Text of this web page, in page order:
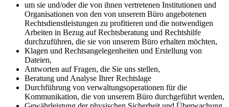
um sie und/oder die von ihnen vertretenen Institutionen und
Organisationen von den von unserem Büro angebotenen
Rechtsdienstleistungen zu profitieren und die notwendigen
Arbeiten in Bezug auf Rechtsberatung und Rechtshilfe
durchzuführen, die sie von unserem Büro erhalten möchten,
Klagen und Rechtsangelegenheiten und Erstellung von
Dateien,
Antworten auf Fragen, die Sie uns stellen,
Beratung und Analyse Ihrer Rechtslage
Durchführung von verwaltungsoperationen für die
Kommunikation, die von unserem Büro durchgeführt werden,